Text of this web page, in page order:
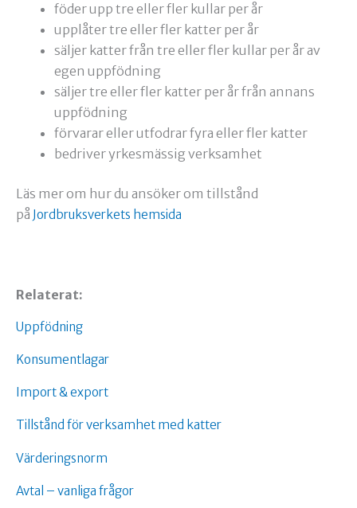
föder upp tre eller fler kullar per år
upplåter tre eller fler katter per år
säljer katter från tre eller fler kullar per år av
egen uppfödning
säljer tre eller fler katter per år från annans
uppfödning
förvarar eller utfodrar fyra eller fler katter
bedriver yrkesmässig verksamhet
Läs mer om hur du ansöker om tillstånd
på Jordbruksverkets hemsida
Relaterat:
Uppfödning
Konsumentlagar
Import & export
Tillstånd för verksamhet med katter
Värderingsnorm
Avtal – vanliga frågor